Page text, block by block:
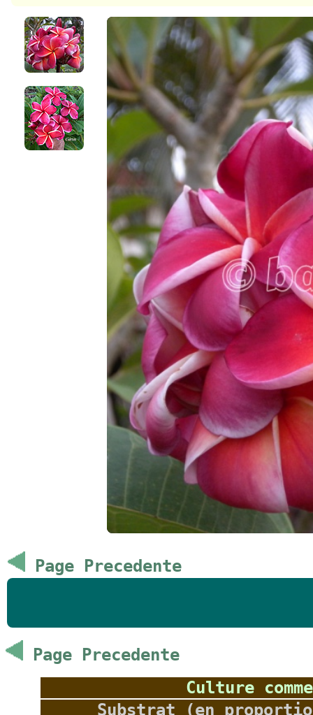
Page Precedente
Page Precedente
Culture
Substrat (en